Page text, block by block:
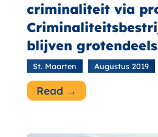
criminaliteit via
blijven
St. Maarten Augustus 2019
Read →